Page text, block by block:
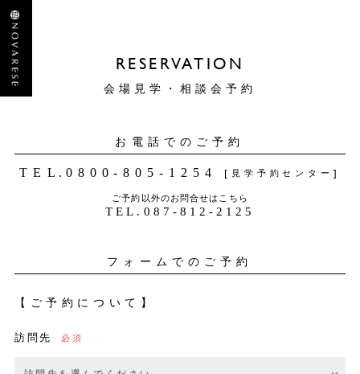
RESERVATION
会場見学・相談会予約
お電話でのご予約
TEL.0800-805-1254 [見学予約センター]
ご予約以外のお問合せはこちら
TEL . 087-812-2125
フォームでのご予約
【ご予約について】
訪問先